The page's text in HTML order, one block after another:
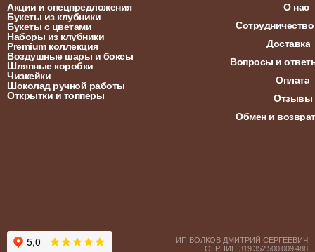
ИП ВОЛКОВ ДМИТРИЙ СЕРГЕЕВИЧ
ОГРНИП 319 352 500 009 488
Акции и спецпредложения
Букеты из клубники
Букеты с цветами
Наборы из клубники
Premium коллекция
Воздушные шары и боксы
Шляпные коробки
Чизкейки
Шоколад ручной работы
Открытки и топперы
Отзывы
Обмен и возврат
Оплата
Вопросы и
Доставка
Сотрудничество
О нас